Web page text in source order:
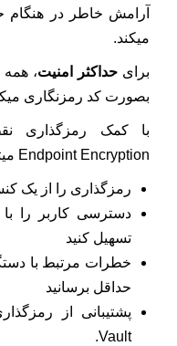
آرامش خاطر در هنگام
میکند.
برای حداکثر امنیت، همه
بصورت کد رمزنگاری
Endpoint Encryption میتوانید:
رمزگذاری را از یک
دسترسی کاربر را با
تسهیل کنید
خطرات مرتبط با
حداقل برسانید
Vault.